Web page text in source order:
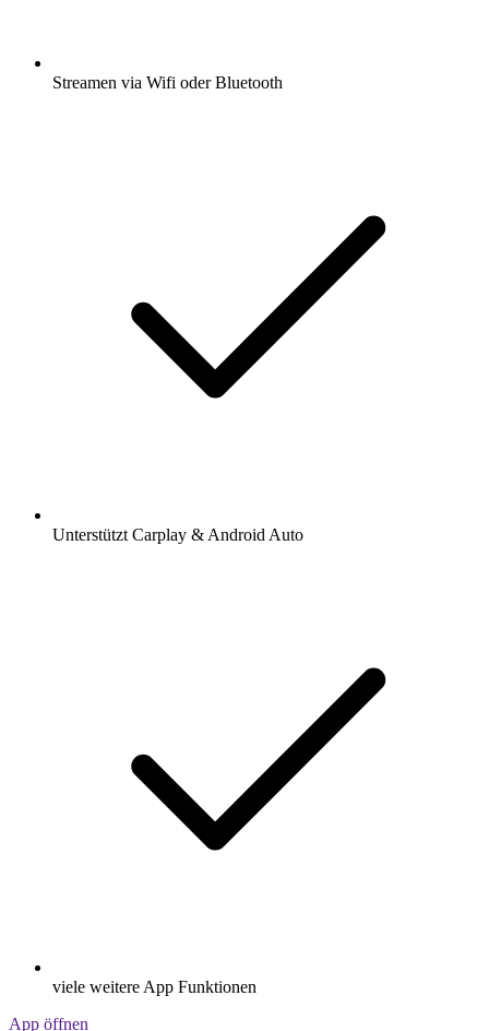
Streamen via Wifi oder Bluetooth
Unterstützt Carplay & Android Auto
viele weitere App Funktionen
App öffnen